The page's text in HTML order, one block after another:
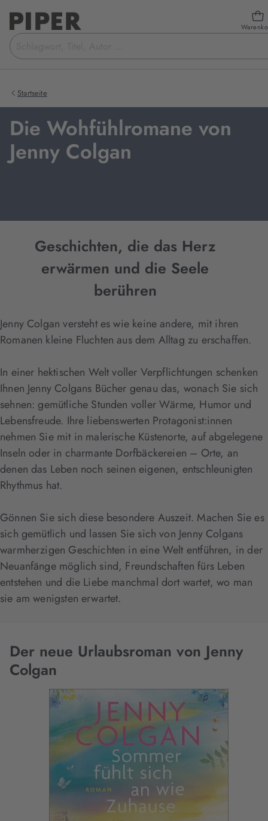
Suchbegriff
eingeben
Startseite
Die Wohfühlromane von
Jenny Colgan
Geschichten, die das Herz
erwärmen und die Seele
berühren
Jenny Colgan versteht es wie keine andere, mit ihren
Romanen kleine Fluchten aus dem Alltag zu erschaffen.
In einer hektischen Welt voller Verpflichtungen schenken
Ihnen Jenny Colgans Bücher genau das, wonach Sie sich
sehnen: gemütliche Stunden voller Wärme, Humor und
Lebensfreude. Ihre liebenswerten Protagonist:innen
nehmen Sie mit in malerische Küstenorte, auf abgelegene
Inseln oder in charmante Dorfbäckereien – Orte, an
denen das Leben noch seinen eigenen, entschleunigten
Rhythmus hat.
Gönnen Sie sich diese besondere Auszeit. Machen Sie es
sich gemütlich und lassen Sie sich von Jenny Colgans
warmherzigen Geschichten in eine Welt entführen, in der
Neuanfänge möglich sind, Freundschaften fürs Leben
entstehen und die Liebe manchmal dort wartet, wo man
sie am wenigsten erwartet.
Der neue Urlaubsroman von Jenny
Colgan